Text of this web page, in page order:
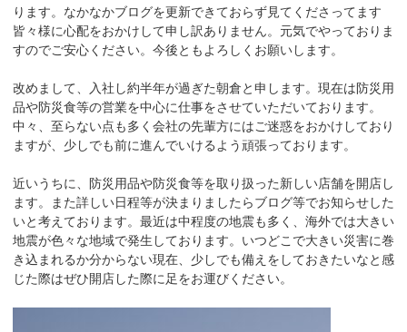
ります。なかなかブログを更新できておらず見てくださってます
皆々様に心配をおかけして申し訳ありません。元気でやっておりま
すのでご安心ください。今後ともよろしくお願いします。
改めまして、入社し約半年が過ぎた朝倉と申します。現在は防災用
品や防災食等の営業を中心に仕事をさせていただいております。
中々、至らない点も多く会社の先輩方にはご迷惑をおかけしており
ますが、少しでも前に進んでいけるよう頑張っております。
近いうちに、防災用品や防災食等を取り扱った新しい店舗を開店し
ます。また詳しい日程等が決まりましたらブログ等でお知らせした
いと考えております。最近は中程度の地震も多く、海外では大きい
地震が色々な地域で発生しております。いつどこで大きい災害に巻
き込まれるか分からない現在、少しでも備えをしておきたいなと感
じた際はぜひ開店した際に足をお運びください。